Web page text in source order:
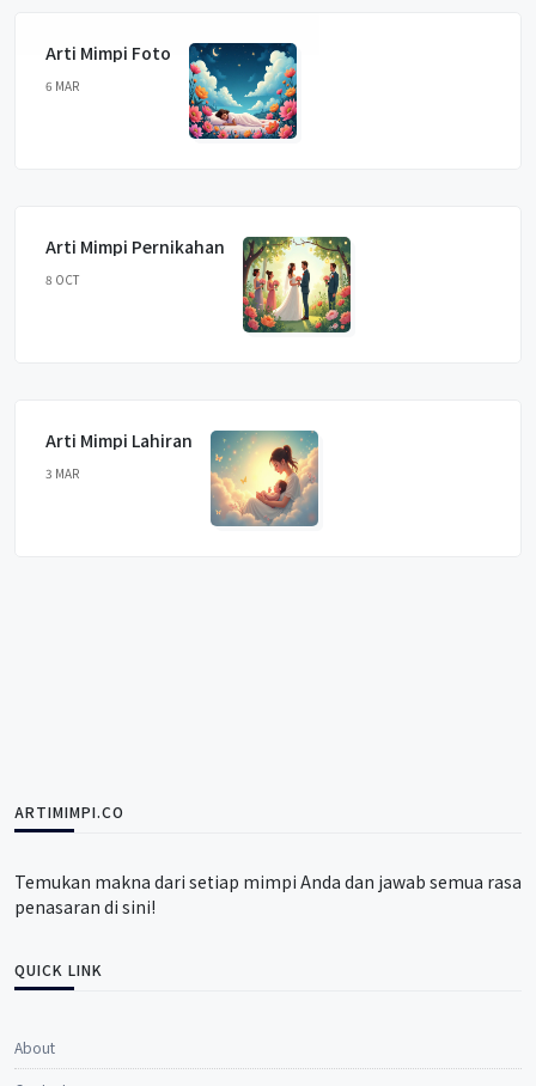
Arti Mimpi Foto
6 MAR
Arti Mimpi Pernikahan
8 OCT
Arti Mimpi Lahiran
3 MAR
ARTIMIMPI.CO
Temukan makna dari setiap mimpi Anda dan jawab semua rasa
penasaran di sini!
QUICK LINK
About